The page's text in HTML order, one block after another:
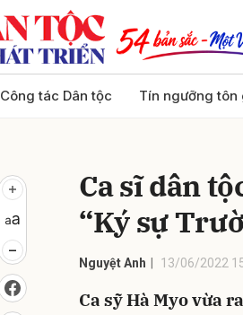
Công tác Dân tộc Tín ngưỡng tôn
Ca sĩ dân
“Ký sự
Nguyệt Anh 13/06/2022
Ca sỹ Hà Myo vừa